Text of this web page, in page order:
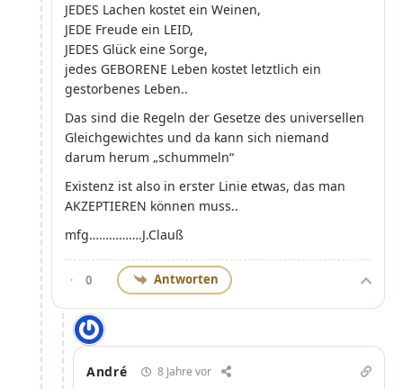
JEDES Lachen kostet ein Weinen,
JEDE Freude ein LEID,
JEDES Glück eine Sorge,
jedes GEBORENE Leben kostet letztlich ein
gestorbenes Leben..
Das sind die Regeln der Gesetze des universellen
Gleichgewichtes und da kann sich niemand
darum herum „schummeln“
Existenz ist also in erster Linie etwas, das man
AKZEPTIEREN können muss..
mfg…………….J.Clauß
0 Antworten
André 8 Jahre vor